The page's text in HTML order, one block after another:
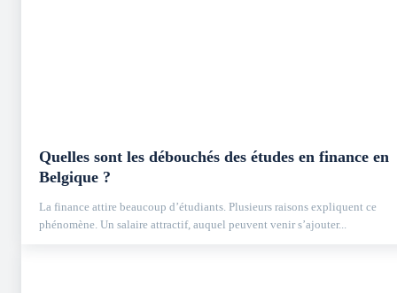
Quelles sont les débouchés des études en finance en
Belgique ?
La finance attire beaucoup d’étudiants. Plusieurs raisons expliquent ce
phénomène. Un salaire attractif, auquel peuvent venir s’ajouter...